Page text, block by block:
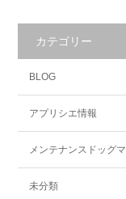
カテゴリー
BLOG
アプリシエ情報
メンテナンスドッグ
未分類